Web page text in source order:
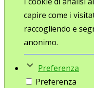
capire come i
raccogliendo e
anonimo.
Preferenza
Preferenza